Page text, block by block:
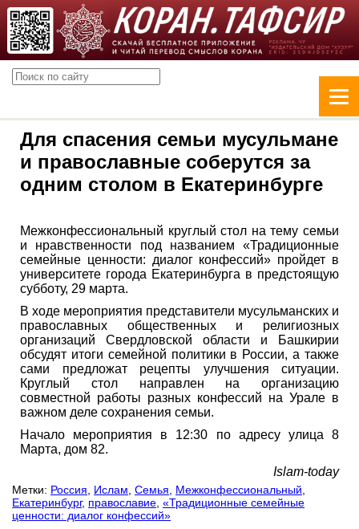
Для спасения семьи мусульмане
и православные соберутся за
одним столом в Екатеринбурге
Межконфессиональный круглый стол на тему семьи
и нравственности под названием «Традиционные
семейные ценности: диалог конфессий» пройдет в
университете города Екатеринбурга в предстоящую
субботу, 29 марта.
В ходе мероприятия представители мусульманских и
православных общественных и религиозных
организаций Свердловской области и Башкирии
обсудят итоги семейной политики в России, а также
сами предложат рецепты улучшения ситуации.
Круглый стол направлен на организацию
совместной работы разных конфессий на Урале в
важном деле сохранения семьи.
Начало мероприятия в 12:30 по адресу улица 8
Марта, дом 82.
Islam-today
Метки: Россия Ислам Семья Межконфессиональный
Екатеринбург, православие «Традиционные семейные
ценности: диалог конфессий»